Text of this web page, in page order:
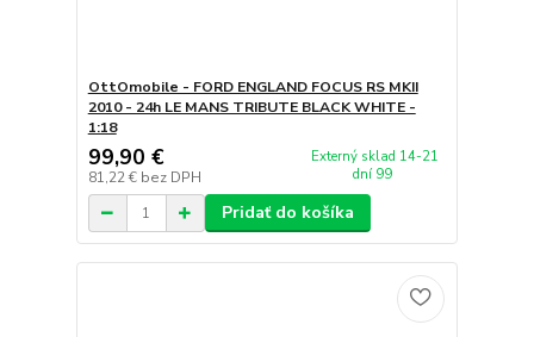
OttOmobile - FORD ENGLAND FOCUS RS MKII
2010 - 24h LE MANS TRIBUTE BLACK WHITE -
1:18
99,90 €
81,22 € bez DPH
Externý sklad 14-21
dní 99
Pridať do košíka